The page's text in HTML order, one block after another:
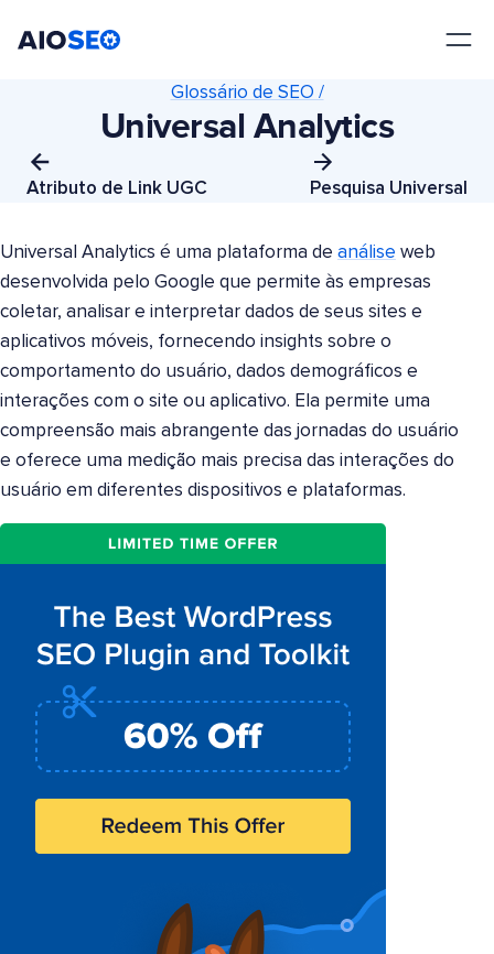
Atributo de Link UGC
Glossário de SEO /
Universal Analytics
Pesquisa Universal
Universal Analytics é uma plataforma de análise web
desenvolvida pelo Google que permite às empresas
coletar, analisar e interpretar dados de seus sites e
aplicativos móveis, fornecendo insights sobre o
comportamento do usuário, dados demográficos e
interações com o site ou aplicativo. Ela permite uma
compreensão mais abrangente das jornadas do usuário
e oferece uma medição mais precisa das interações do
usuário em diferentes dispositivos e plataformas.